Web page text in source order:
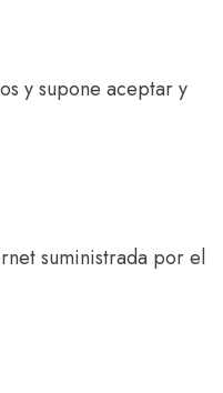
y supone aceptar y
suministrada por el